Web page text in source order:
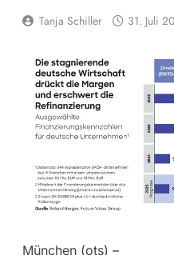
Tanja Schiller 31. Juli
München (ots) –